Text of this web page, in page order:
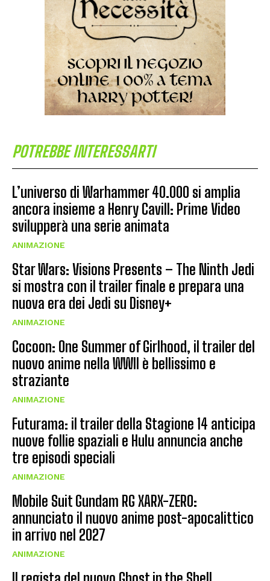
POTREBBE INTERESSARTI
L’universo di Warhammer 40.000 si amplia
ancora insieme a Henry Cavill: Prime Video
svilupperà una serie animata
ANIMAZIONE
Star Wars: Visions Presents – The Ninth Jedi
si mostra con il trailer finale e prepara una
nuova era dei Jedi su Disney+
ANIMAZIONE
Cocoon: One Summer of Girlhood, il trailer del
nuovo anime nella WWII è bellissimo e
straziante
ANIMAZIONE
Futurama: il trailer della Stagione 14 anticipa
nuove follie spaziali e Hulu annuncia anche
tre episodi speciali
ANIMAZIONE
Mobile Suit Gundam RG XARX-ZERO:
annunciato il nuovo anime post-apocalittico
in arrivo nel 2027
ANIMAZIONE